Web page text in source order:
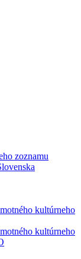
zoznamu
kultúrneho
kultúrneho